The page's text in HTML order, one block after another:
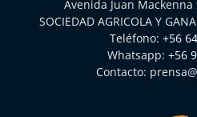
Avenida Juan
SOCIEDAD AGRICOLA Y
Teléfono: +56
Whatsapp: +56
Contacto: